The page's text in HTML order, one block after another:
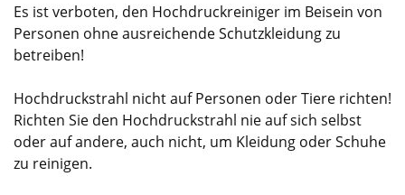
Es ist verboten, den Hochdruckreiniger im Beisein von
Personen ohne ausreichende Schutzkleidung zu
betreiben!
Hochdruckstrahl nicht auf Personen oder Tiere richten!
Richten Sie den Hochdruckstrahl nie auf sich selbst
oder auf andere, auch nicht, um Kleidung oder Schuhe
zu reinigen.